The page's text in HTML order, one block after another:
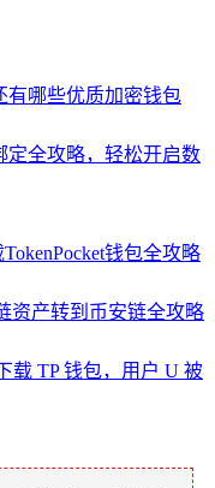
有哪些优质加密钱包
定全攻略，轻松开启数
钱包全攻略
资产转到币安链全攻略
载 TP 钱包，用户 U 被